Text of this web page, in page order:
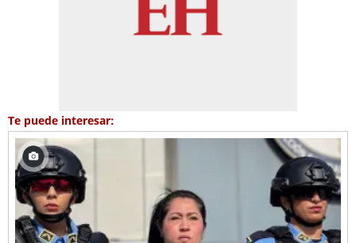
Te puede interesar: